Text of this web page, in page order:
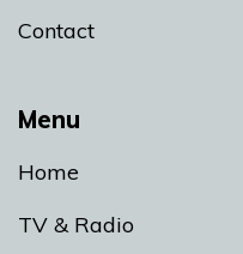
Menu
Home
TV & Radio
Contact